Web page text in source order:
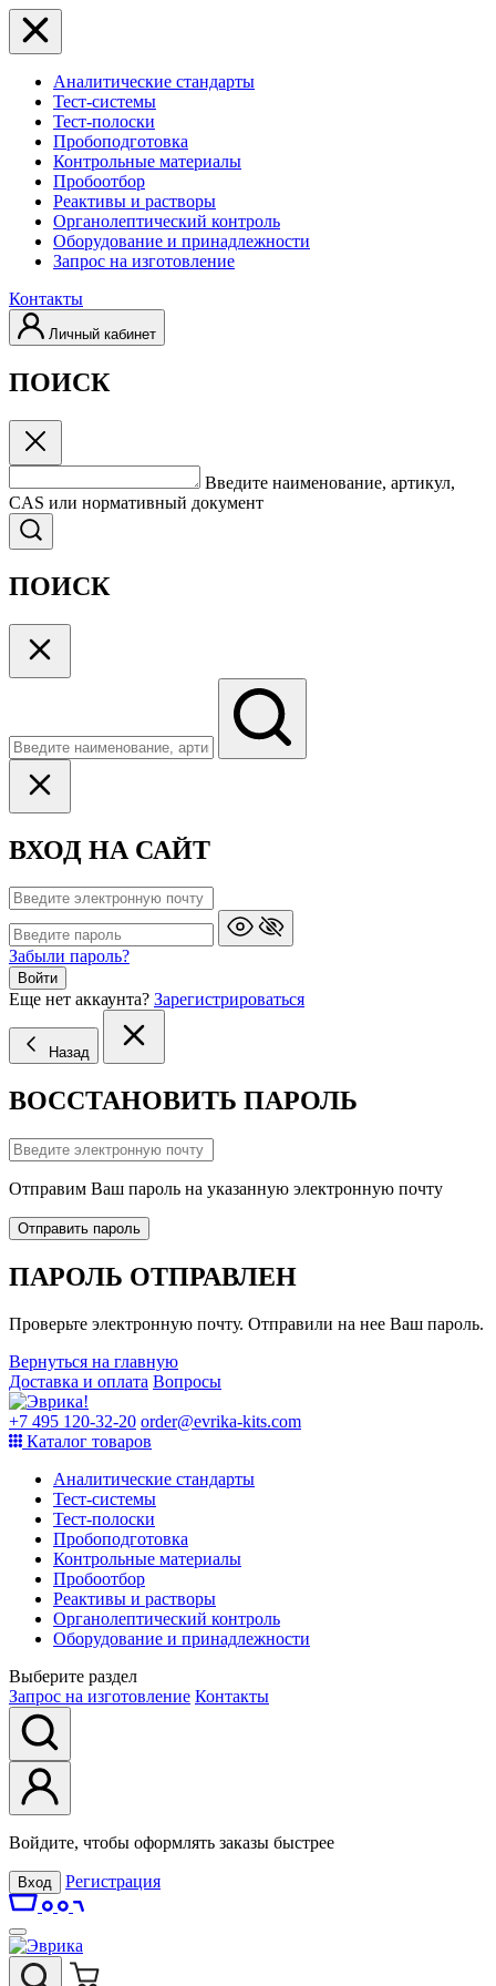
Аналитические стандарты
Тест-системы
Тест-полоски
Пробоподготовка
Контрольные материалы
Пробоотбор
Реактивы и растворы
Органолептический контроль
Оборудование и принадлежности
Запрос на изготовление
Контакты
Личный кабинет
ПОИСК
Введите наименование, артикул,
CAS или нормативный документ
ПОИСК
ВХОД НА САЙТ
Забыли пароль?
Войти
Еще нет аккаунта? Зарегистрироваться
Назад
ВОССТАНОВИТЬ ПАРОЛЬ
Отправим Ваш пароль на указанную электронную почту
Отправить пароль
ПАРОЛЬ ОТПРАВЛЕН
Проверьте электронную почту. Отправили на нее Ваш пароль.
Вернуться на главную
Доставка и оплата Вопросы
+7 495 120-32-20 order@evrika-kits.com
Каталог товаров
Аналитические стандарты
Тест-системы
Тест-полоски
Пробоподготовка
Контрольные материалы
Пробоотбор
Реактивы и растворы
Органолептический контроль
Оборудование и принадлежности
Выберите раздел
Запрос на изготовление Контакты
Войдите, чтобы оформлять заказы быстрее
Вход Регистрация